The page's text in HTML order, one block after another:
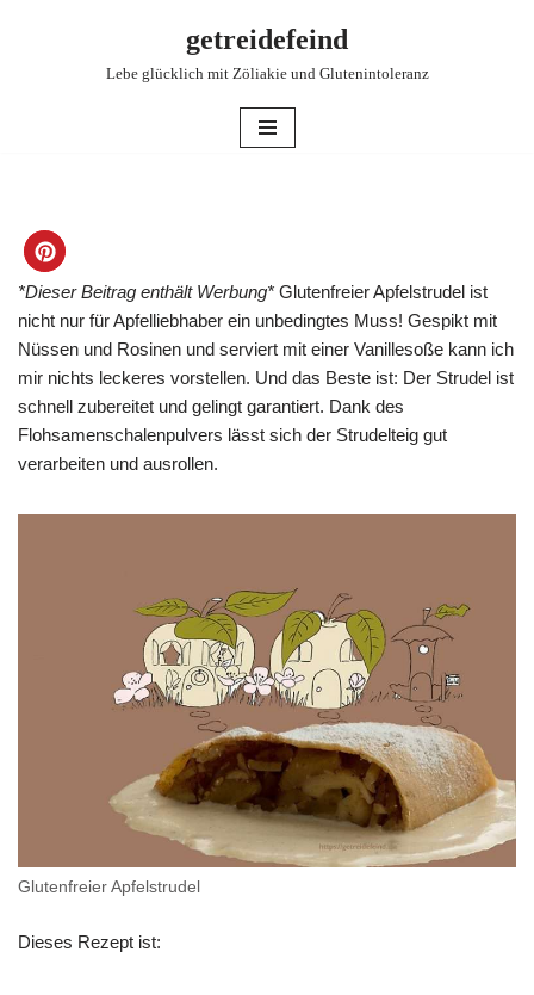
getreidefeind
Lebe glücklich mit Zöliakie und Glutenintoleranz
*Dieser Beitrag enthält Werbung* Glutenfreier Apfelstrudel ist
nicht nur für Apfelliebhaber ein unbedingtes Muss! Gespikt mit
Nüssen und Rosinen und serviert mit einer Vanillesoße kann ich
mir nichts leckeres vorstellen. Und das Beste ist: Der Strudel ist
schnell zubereitet und gelingt garantiert. Dank des
Flohsamenschalenpulvers lässt sich der Strudelteig gut
verarbeiten und ausrollen.
Glutenfreier Apfelstrudel
Dieses Rezept ist: